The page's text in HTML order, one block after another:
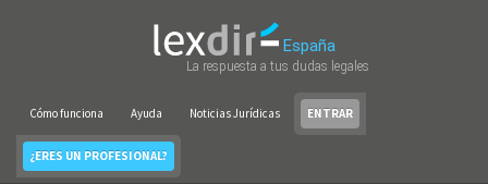
España
La respuesta a tus dudas legales
Cómo funciona Ayuda Noticias Jurídicas ENTRAR
¿ERES UN PROFESIONAL?